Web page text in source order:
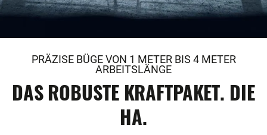
PRÄZISE BÜGE VON 1 METER BIS 4 METER
ARBEITSLÄNGE
DAS ROBUSTE KRAFTPAKET. DIE
HA.